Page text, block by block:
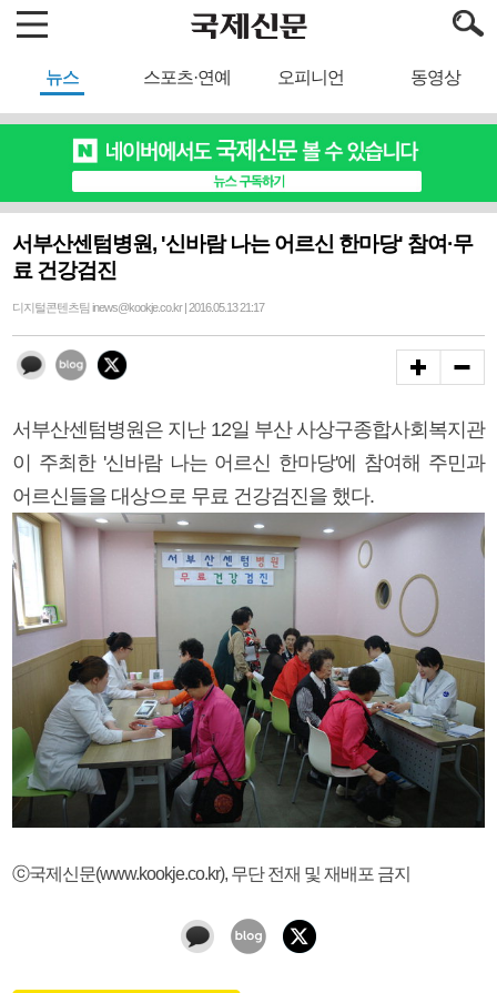
뉴스 스포츠·연예 오피니언 동영상
서부산센텀병원, '신바람 나는 어르신 한마당' 참여·무
료 건강검진
디지털콘텐츠팀 inews@kookje.co.kr | 2016.05.13 21:17
서부산센텀병원은 지난 12일 부산 사상구종합사회복지관
이 주최한 '신바람 나는 어르신 한마당'에 참여해 주민과
어르신들을 대상으로 무료 건강검진을 했다.
ⓒ국제신문(www.kookje.co.kr), 무단 전재 및 재배포 금지